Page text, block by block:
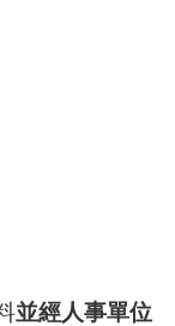
並經人事單位